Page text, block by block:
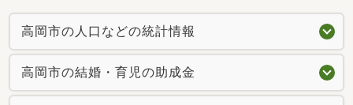
高岡市の人口などの統計情報
高岡市の結婚・育児の助成金